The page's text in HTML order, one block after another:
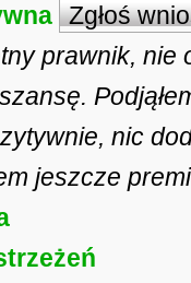
Zgłoś
prawnik, nie
nic
jeszcze